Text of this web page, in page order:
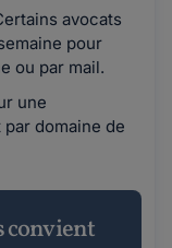
avocats
pour
ou par mail.
une
domaine de
convient